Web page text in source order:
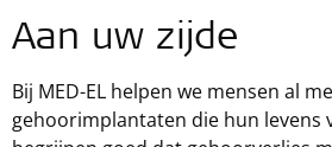
Aan uw zijde
Bij MED-EL helpen we mensen al
gehoorimplantaten die hun levens